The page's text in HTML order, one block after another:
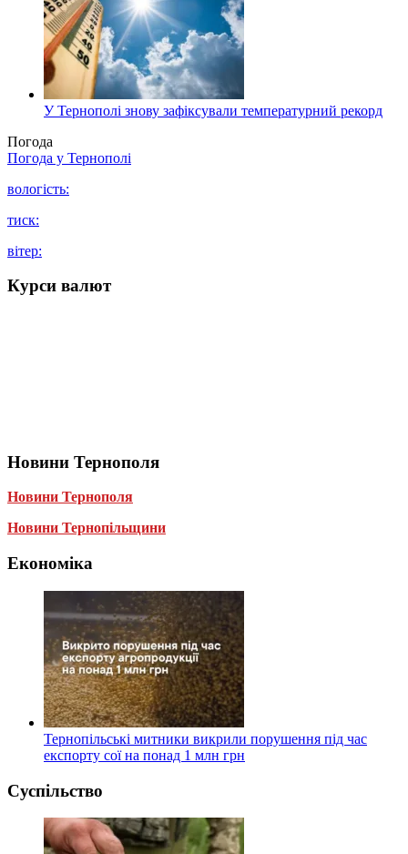
У Тернополі знову зафіксували температурний рекорд
Погода
Погода у Тернополі
вологість:
тиск:
вітер:
Курси валют
Новини Тернополя
Новини Тернополя
Новини Тернопільщини
Економіка
Тернопільські митники викрили порушення під час
експорту сої на понад 1 млн грн
Суспільство